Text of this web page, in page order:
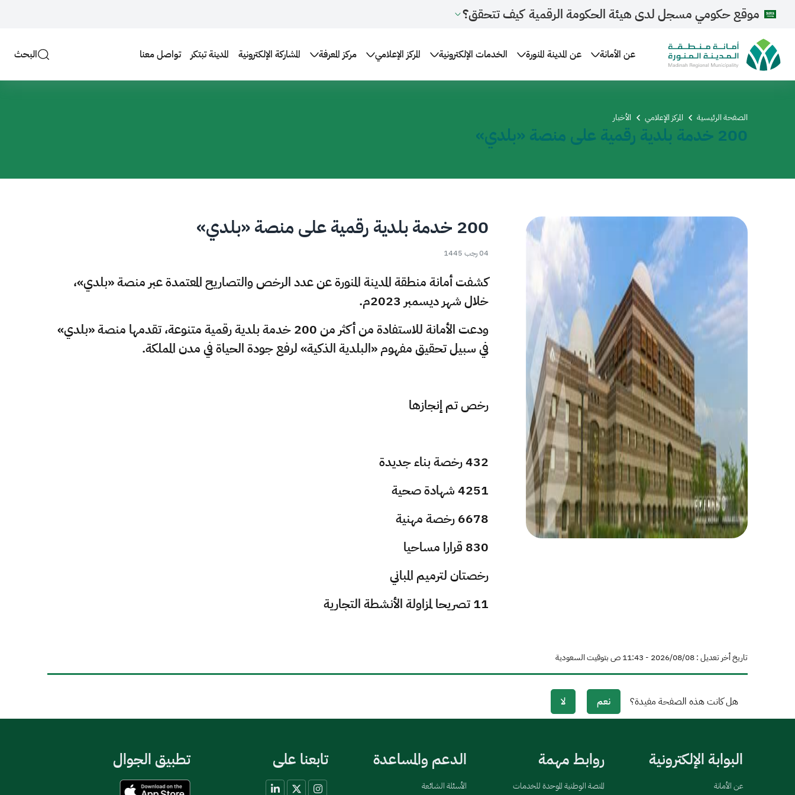
موقع حكومي مسجل لدى هيئة الحكومة الرقمية كيف تتحقق؟
عن الأمانة عن المدينة المنورة الخدمات الإلكترونية المركز الإعلامي مركز المعرفة المشاركة الإلكترونية المدينة تبتكر تواصل معنا البحث
الصفحة الرئيسية المركز الإعلامي الأخبار
200 خدمة بلدية رقمية على منصة «بلدي»
200 خدمة بلدية رقمية على منصة «بلدي»
04 رجب 1445
كشفت أمانة منطقة المدينة المنورة عن عدد الرخص والتصاريح المعتمدة عبر منصة «بلدي»،
خلال شهر ديسمبر 2023م.
ودعت الأمانة للاستفادة من أكثر من 200 خدمة بلدية رقمية متنوعة، تقدمها منصة «بلدي»
في سبيل تحقيق مفهوم «البلدية الذكية» لرفع جودة الحياة في مدن المملكة.
رخص تم إنجازها
432 رخصة بناء جديدة
4251 شهادة صحية
6678 رخصة مهنية
830 قرارا مساحيا
رخصتان لترميم المباني
11 تصريحا لمزاولة الأنشطة التجارية
تاريخ أخر تعديل : 08‏/08‏/2026 - 11:43 ص بتوقيت السعودية
هل كانت هذه الصفحة مفيدة؟ نعم لا
البوابة الإلكترونية
عن الأمانة
روابط مهمة
المنصة الوطنية الموحدة للخدمات
الدعم والمساعدة
الأسئلة الشائعة
تابعنا على تطبيق الجوال